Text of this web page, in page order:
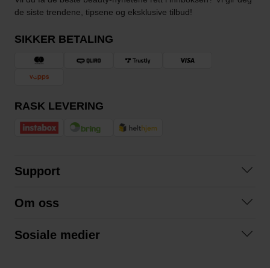
de siste trendene, tipsene og eksklusive tilbud!
SIKKER BETALING
RASK LEVERING
Support
Kjøpsvilkår
Om oss
Sosiale medier